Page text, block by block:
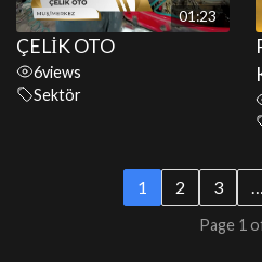
01:23
ÇELİK OTO
6views
Sektör
1 2 3 …
Page 1